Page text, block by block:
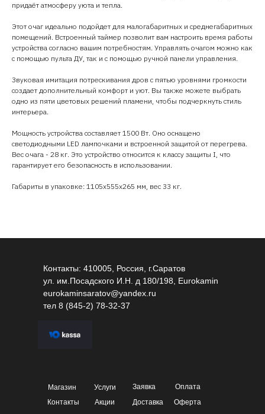
придаёт атмосферу уюта и тепла.
Этот очаг идеально подойдет для малогабаритных и среднегабаритных
помещений. Встроенный таймер позволит вам настроить время работы
устройства согласно вашим потребностям. Управлять очагом можно как
с помощью пульта ДУ, так и с помощью ручной панели управления.
Звуковая имитация потрескивания дров с пятью уровнями громкости
создает дополнительный комфорт и уют. Вы также можете выбрать
одно из пяти цветовых решений пламени, чтобы подчеркнуть стиль
интерьера.
Мощность устройства составляет 1500 Вт. Оно оснащено
светодиодными LED лампочками и встроенной защитой от перегрева.
Вес очага - 28 кг. Это устройство относится к классу защиты I, что
гарантирует его безопасность в использовании.
Габариты в упаковке: 1105х555х265 мм, вес 33 кг.
Контакты: 410005, Россия, г.Саратов
ул. им.Посадского И.Н. д 180/198, Eurokamin
eurokaminsaratov@yandex.ru
тел 8 (845-2) 78-32-37
Магазин Услуги Заявка
Оплата
Акции
Контакты Доставка
Оферта